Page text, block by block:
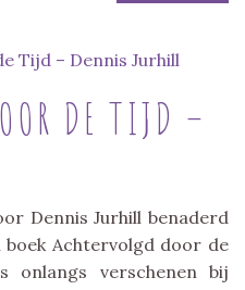
DE TIJD –
Dennis Jurhill benaderd
Achtervolgd door de
verschenen bij